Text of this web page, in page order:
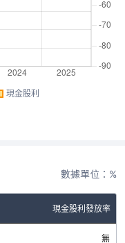
現金股利
數據單位：%
現金股利發放率
無